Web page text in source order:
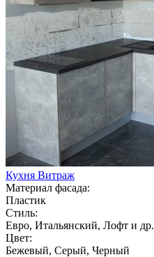
Кухня Витраж
Материал фасада:
Пластик
Стиль:
Евро, Итальянский, Лофт и др.
Цвет:
Бежевый, Серый, Черный